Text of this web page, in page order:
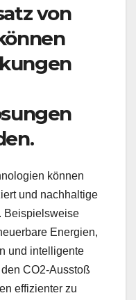
von
können
und nachhaltige
Beispielsweise
Energien,
und intelligente
CO2-Ausstoß
effizienter zu